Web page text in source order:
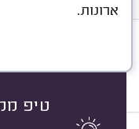
ארונות.
טיפ